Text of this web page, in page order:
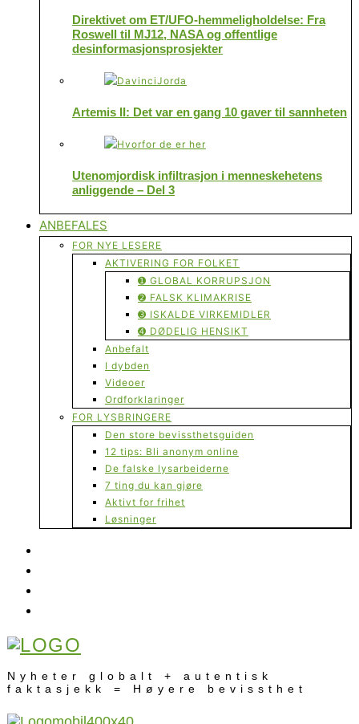
Direktivet om ET/UFO-hemmeligholdelse: Fra
Roswell til MJ12, NASA og offentlige
desinformasjonsprosjekter
Artemis II: Det var en gang 10 gaver til sannheten
Utenomjordisk infiltrasjon i menneskehetens
anliggende – Del 3
ANBEFALES
FOR NYE LESERE
AKTIVERING FOR FOLKET
➊ GLOBAL KORRUPSJON
➋ FALSK KLIMAKRISE
➌ ISKALDE VIRKEMIDLER
➍ DØDELIG HENSIKT
Anbefalt
I dybden
Videoer
Ordforklaringer
FOR LYSBRINGERE
Den store bevissthetsguiden
12 tips: Bli anonym online
De falske lysarbeiderne
7 ting du kan gjøre
Aktivt for frihet
Løsninger
Nyheter globalt + autentisk
faktasjekk = Høyere bevissthet